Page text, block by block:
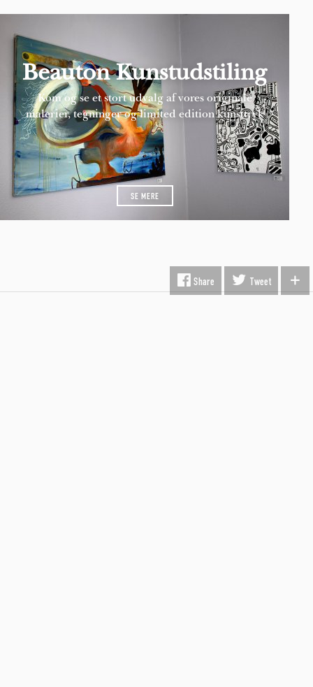
Beauton Kunstudstiling
Kom og se et stort udvalg af vores originale
malerier, tegninger og limited edition kunsttryk
SE MERE
Share Tweet